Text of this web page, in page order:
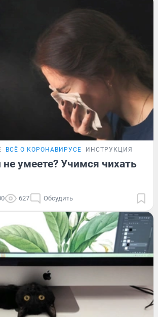
ВСЁ О КОРОНАВИРУСЕ ИНСТРУКЦИЯ
умеете? Учимся чихать
627 Обсудить